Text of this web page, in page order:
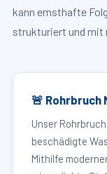
kann ernsthafte
strukturiert und mit
🚨 Rohrbruch
Unser
beschädigte
Mithilfe